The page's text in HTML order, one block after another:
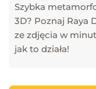
Szybka
3D? Poznaj Raya
ze zdjęcia w
jak to działa!